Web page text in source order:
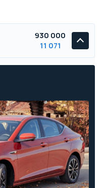
930 000
11 071